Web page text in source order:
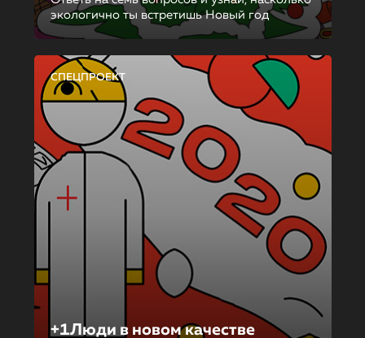
экологично ты встретишь Новый год
СПЕЦПРОЕКТ
+1Люди в новом качестве